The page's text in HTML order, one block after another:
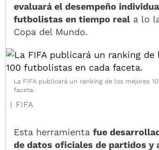
evaluará el desempeño
futbolistas en tiempo real a lo
Copa del Mundo.
La FIFA publicará un ranking de los mejores
faceta.
FIFA
Esta herramientafue
de datos oficiales de partidos y